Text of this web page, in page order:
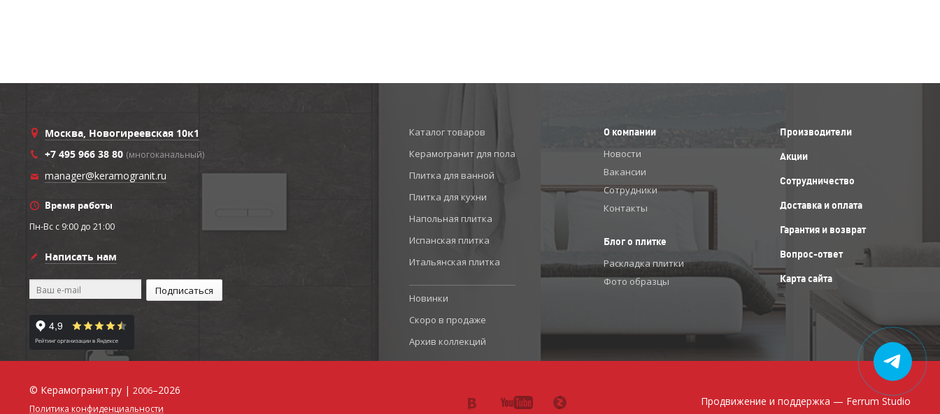
Москва, Новогиреевская 10к1
+7 495 966 38 80 (многоканальный)
manager@keramogranit.ru
Время работы
Пн-Вс c 9:00 до 21:00
Написать нам
Каталог товаров
Керамогранит для пола
Плитка для ванной
Плитка для кухни
Напольная плитка
Испанская плитка
Итальянская плитка
Новинки
Скоро в продаже
Архив коллекций
О компании
Новости
Вакансии
Сотрудники
Контакты
Блог о плитке
Раскладка плитки
Фото образцы
Производители
Акции
Сотрудничество
Доставка и оплата
Гарантия и возврат
Вопрос-ответ
Карта сайта
© Керамогранит.ру | 2006–2026
Политика конфиденциальности
Продвижение и поддержка — Ferrum Studio